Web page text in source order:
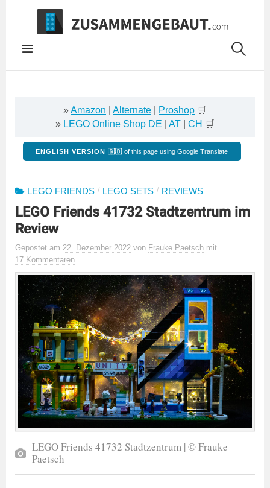
Springe
Inhalt
»Amazon Alternate Proshop 🛒
» LEGO Online Shop DE AT CH 🛒
ENGLISH VERSION 🇬🇧 of this page using Google Translate
LEGO FRIENDS / LEGO SETS / REVIEWS
LEGO Friends 41732 Stadtzentrum im
Review
Gepostet am 22. Dezember 2022 von Frauke Paetsch mit
17 Kommentaren
LEGO Friends 41732 Stadtzentrum | © Frauke
Paetsch